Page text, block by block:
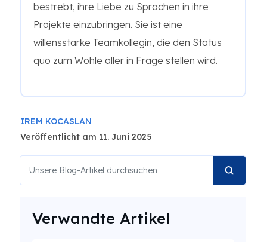
bestrebt, ihre Liebe zu Sprachen in ihre
Projekte einzubringen. Sie ist eine
willensstarke Teamkollegin, die den Status
quo zum Wohle aller in Frage stellen wird.
IREM KOCASLAN
Veröffentlicht am 11. Juni 2025
Verwandte Artikel